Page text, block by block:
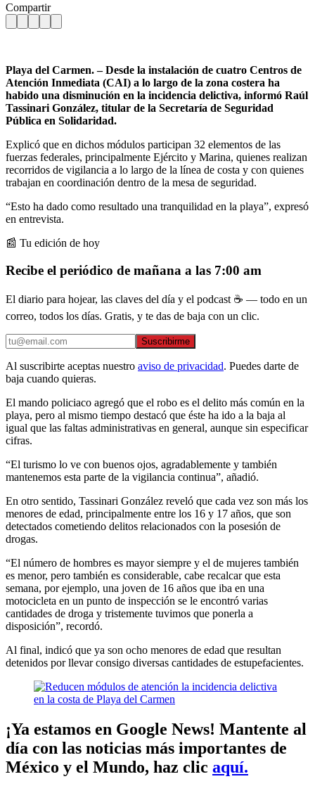
Compartir
Playa del Carmen. – Desde la instalación de cuatro Centros de
Atención Inmediata (CAI) a lo largo de la zona costera ha
habido una disminución en la incidencia delictiva, informó Raúl
Tassinari González, titular de la Secretaría de Seguridad
Pública en Solidaridad.
Explicó que en dichos módulos participan 32 elementos de las
fuerzas federales, principalmente Ejército y Marina, quienes realizan
recorridos de vigilancia a lo largo de la línea de costa y con quienes
trabajan en coordinación dentro de la mesa de seguridad.
“Esto ha dado como resultado una tranquilidad en la playa”, expresó
en entrevista.
📰 Tu edición de hoy
Recibe el periódico de mañana a las 7:00 am
El diario para hojear, las claves del día y el podcast ☕ — todo en un
correo, todos los días. Gratis, y te das de baja con un clic.
Suscribirme
Al suscribirte aceptas nuestro aviso de privacidad. Puedes darte de
baja cuando quieras.
El mando policiaco agregó que el robo es el delito más común en la
playa, pero al mismo tiempo destacó que éste ha ido a la baja al
igual que las faltas administrativas en general, aunque sin especificar
cifras.
“El turismo lo ve con buenos ojos, agradablemente y también
mantenemos esta parte de la vigilancia continua”, añadió.
En otro sentido, Tassinari González reveló que cada vez son más los
menores de edad, principalmente entre los 16 y 17 años, que son
detectados cometiendo delitos relacionados con la posesión de
drogas.
“El número de hombres es mayor siempre y el de mujeres también
es menor, pero también es considerable, cabe recalcar que esta
semana, por ejemplo, una joven de 16 años que iba en una
motocicleta en un punto de inspección se le encontró varias
cantidades de droga y tristemente tuvimos que ponerla a
disposición”, recordó.
Al final, indicó que ya son ocho menores de edad que resultan
detenidos por llevar consigo diversas cantidades de estupefacientes.
¡Ya estamos en Google News! Mantente al
día con las noticias más importantes de
México y el Mundo, haz clic aquí.